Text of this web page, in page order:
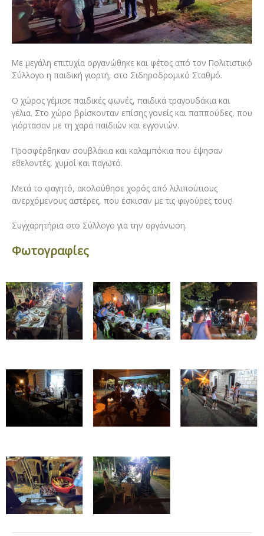
Με μεγάλη επιτυχία οργανώθηκε και φέτος από τον Πολιτιστικό
Σύλλογο η παιδική γιορτή, στο Σιδηροδρομικό Σταθμό.
Ο χώρος γέμισε παιδικές φωνές, παιδικά τραγουδάκια και
γέλια. Στο χώρο βρίσκονταν επίσης γονείς και παππούδες, που
γιόρτασαν με τη χαρά παιδιών και εγγονιών.
Προσφέρθηκαν σουβλάκια και καλαμπόκια που έψησαν
εθελοντές, χυμοί και παγωτό.
Μετά το φαγητό, ακολούθησε χορός από λιλιπούτιους
ανερχόμενους αστέρες, που έσκισαν με τις φιγούρες τους!
Συγχαρητήρια στο Σύλλογο για την οργάνωση.
Φωτογραφίες